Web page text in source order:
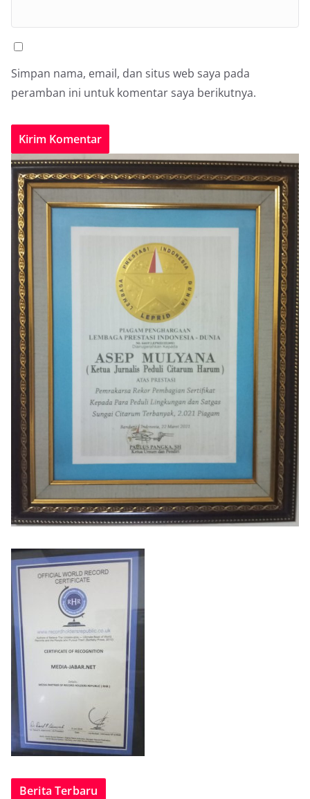
Simpan nama, email, dan situs web saya pada
peramban ini untuk komentar saya berikutnya.
Berita Terbaru